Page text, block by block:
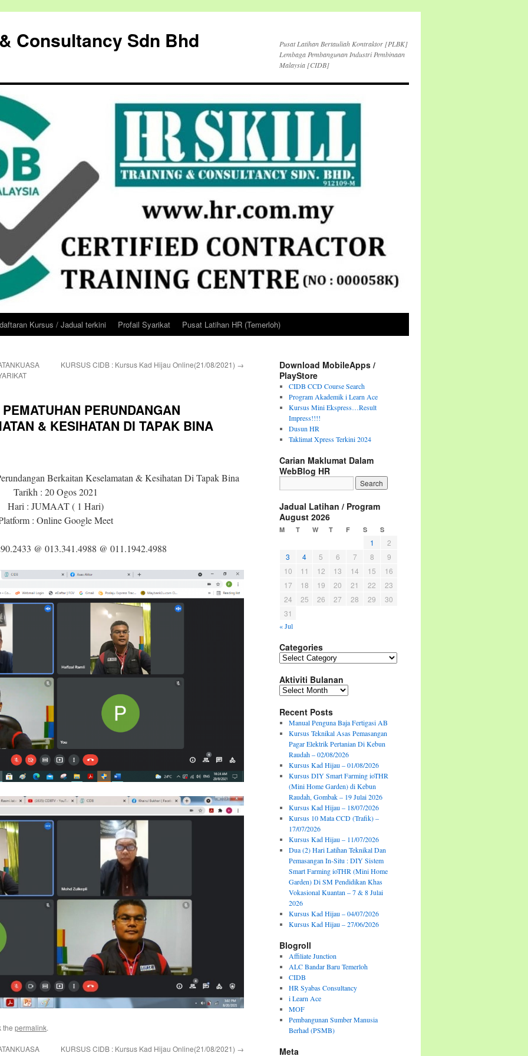
Consultancy Sdn Bhd
Pusat Latihan Bertauliah Kontraktor [PLBK]
Lembaga Pembangunan Industri Pembinaan
Malaysia [CIDB]
Kursus / Jadual terkini Profail Syarikat Pusat Latihan HR (Temerloh)
KURSUS CIDB : Kursus Kad Hijau Online(21/08/2021) →
PERUNDANGAN
& KESIHATAN DI TAPAK BINA
Berkaitan Keselamatan & Kesihatan Di Tapak Bina
Tarikh : 20 Ogos 2021
Hari : JUMAAT ( 1 Hari)
: Online Google Meet
@ 013.341.4988 @ 011.1942.4988
the permalink.
KURSUS CIDB : Kursus Kad Hijau Online(21/08/2021) →
Download MobileApps /
PlayStore
CIDB CCD Course Search
Program Akademik i Learn Ace
Kursus Mini Ekspress…Result
Impress!!!!
Dusun HR
Taklimat Xpress Terkini 2024
Carian Maklumat Dalam
WebBlog HR
Jadual Latihan / Program
August 2026
M T W T F S S
1
2
3
4 5 6 7 8
9
10
11 12 13 14 15
16
17
18 19 20 21 22
23
24
25 26 27 28 29
30
31
« Jul
Categories
Categories
Aktiviti Bulanan
Aktiviti
Recent Posts
Manual Penguna Baja Fertigasi AB
Kursus Teknikal Asas Pemasangan
Pagar Elektrik Pertanian Di Kebun
Raudah – 02/08/2026
Kursus Kad Hijau – 01/08/2026
Kursus DIY Smart Farming ioTHR
(Mini Home Garden) di Kebun
Raudah, Gombak – 19 Julai 2026
Kursus Kad Hijau – 18/07/2026
Kursus 10 Mata CCD (Trafik) –
17/07/2026
Kursus Kad Hijau – 11/07/2026
Dua (2) Hari Latihan Teknikal Dan
Pemasangan In-Situ : DIY Sistem
Smart Farming ioTHR (Mini Home
Garden) Di SM Pendidikan Khas
Vokasional Kuantan – 7 & 8 Julai
2026
Kursus Kad Hijau – 04/07/2026
Kursus Kad Hijau – 27/06/2026
Blogroll
Affiliate Junction
ALC Bandar Baru Temerloh
CIDB
HR Syabas Consultancy
i Learn Ace
MOF
Pembangunan Sumber Manusia
Berhad (PSMB)
Meta